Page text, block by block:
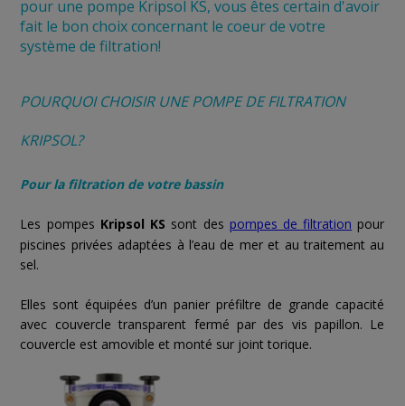
pour une pompe Kripsol KS, vous êtes certain d'avoir
fait le bon choix concernant le coeur de votre
système de filtration!
POURQUOI CHOISIR UNE POMPE DE FILTRATION
KRIPSOL?
Pour la filtration de votre bassin
Les pompes Kripsol KS sont des pompes de filtration pour
piscines privées adaptées à l’eau de mer et au traitement au
sel.
Elles sont équipées d’un panier préfiltre de grande capacité
avec couvercle transparent fermé par des vis papillon. Le
couvercle est amovible et monté sur joint torique.